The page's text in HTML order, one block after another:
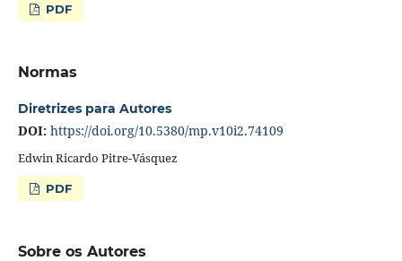
PDF
Normas
Diretrizes para Autores
DOI: https://doi.org/10.5380/mp.v10i2.74109
Edwin Ricardo Pitre-Vásquez
PDF
Sobre os Autores